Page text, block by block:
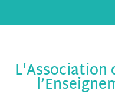
L'Association